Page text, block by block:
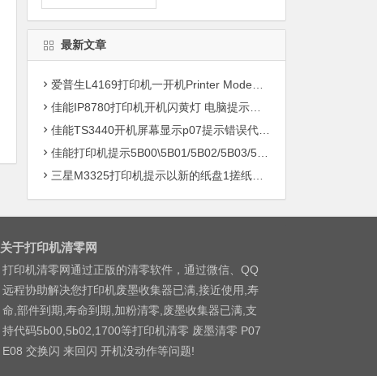
最新文章
爱普生L4169打印机一开机Printer Mode故障主板维修
佳能IP8780打印机开机闪黄灯 电脑提示错误5B00快速解决方案清零
佳能TS3440开机屏幕显示p07提示错误代码5B00快速解决方案 清零
佳能打印机提示5B00\5B01/5B02/5B03/5B04/5B11/5B12/5B13/5B14/1700/1702/1703/1704
三星M3325打印机提示以新的纸盘1搓纸轮进行更换
关于打印机清零网
打印机清零网通过正版的清零软件，通过微信、QQ
远程协助解决您打印机废墨收集器已满,接近使用,寿
命,部件到期,寿命到期,加粉清零,废墨收集器已满,支
持代码5b00,5b02,1700等打印机清零 废墨清零 P07
E08 交换闪 来回闪 开机没动作等问题!